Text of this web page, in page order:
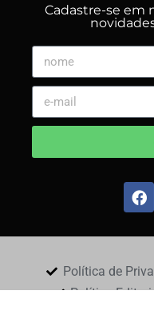
Cadastre-se em
Política de
Política